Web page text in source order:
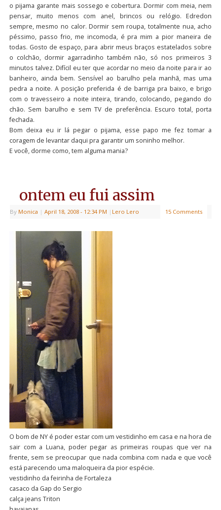
o pijama garante mais sossego e cobertura. Dormir com meia, nem
pensar, muito menos com anel, brincos ou relógio. Edredon
sempre, mesmo no calor. Dormir sem roupa, totalmente nua, acho
péssimo, passo frio, me incomoda, é pra mim a pior maneira de
todas. Gosto de espaço, para abrir meus braços estatelados sobre
o colchão, dormir agarradinho também não, só nos primeiros 3
minutos talvez. Difícil eu ter que acordar no meio da noite para ir ao
banheiro, ainda bem. Sensível ao barulho pela manhã, mas uma
pedra a noite. A posição preferida é de barriga pra baixo, e brigo
com o travesseiro a noite inteira, tirando, colocando, pegando do
chão. Sem barulho e sem TV de preferência. Escuro total, porta
fechada.
Bom deixa eu ir lá pegar o pijama, esse papo me fez tomar a
coragem de levantar daqui pra garantir um soninho melhor.
E você, dorme como, tem alguma mania?
ontem eu fui assim
By Monica | April 18, 2008 - 12:34 PM | Lero Lero 15 Comments
O bom de NY é poder estar com um vestidinho em casa e na hora de
sair com a Luana, poder pegar as primeiras roupas que ver na
frente, sem se preocupar que nada combina com nada e que você
está parecendo uma maloqueira da pior espécie.
vestidinho da feirinha de Fortaleza
casaco da Gap do Sergio
calça jeans Triton